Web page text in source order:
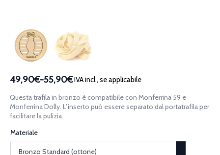
49,90€-55,90€
Fascia
di
prezzo:
da
49,90€
a
55,90€
IVA incl., se applicabile
Questa trafila in bronzo è compatibile con Monferrina 59 e
Monferrina Dolly. L’inserto può essere separato dal portatrafila per
facilitare la pulizia.
Materiale